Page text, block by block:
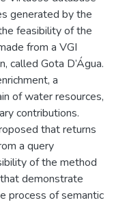
generated by the
feasibility of the
from a VGI
Gota D’Água.
a
of water resources,
contributions.
that returns
a query
of the method
demonstrate
process of semantic